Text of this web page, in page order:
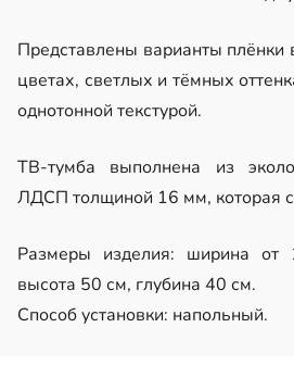
Представлены варианты плёнки
цветах, светлых и тёмных
однотонной текстурой.
ТВ-тумба выполнена из
ЛДСП толщиной 16 мм, которая
Размеры изделия: ширина
высота 50 см, глубина 40 см.
Способ установки: напольный.